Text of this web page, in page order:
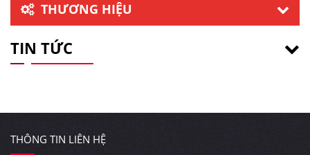
THƯƠNG HIỆU
TIN TỨC
THÔNG TIN LIÊN HỆ